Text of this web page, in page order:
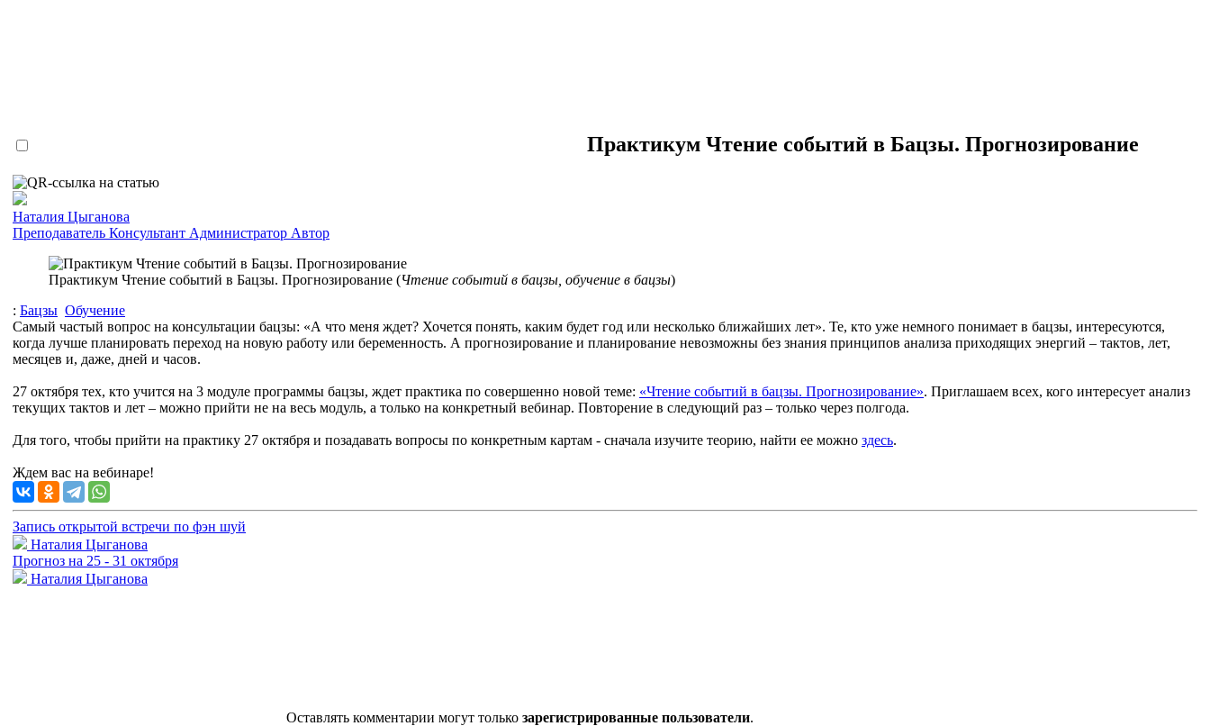
Практикум Чтение событий в Бацзы. Прогнозирование
Наталия Цыганова
Преподаватель Консультант Администратор Автор
Практикум Чтение событий в Бацзы. Прогнозирование (Чтение событий в бацзы, обучение в бацзы)
: Бацзы Обучение
Самый частый вопрос на консультации бацзы: «А что меня ждет? Хочется понять, каким будет год или несколько ближайших лет». Те, кто уже немного понимает в бацзы, интересуются,
когда лучше планировать переход на новую работу или беременность. А прогнозирование и планирование невозможны без знания принципов анализа приходящих энергий – тактов, лет,
месяцев и, даже, дней и часов.
27 октября тех, кто учится на 3 модуле программы бацзы, ждет практика по совершенно новой теме: «Чтение событий в бацзы. Прогнозирование». Приглашаем всех, кого интересует анализ
текущих тактов и лет – можно прийти не на весь модуль, а только на конкретный вебинар. Повторение в следующий раз – только через полгода.
Для того, чтобы прийти на практику 27 октября и позадавать вопросы по конкретным картам - сначала изучите теорию, найти ее можно здесь.
Ждем вас на вебинаре!
Запись открытой встречи по фэн шуй
Наталия Цыганова
Прогноз на 25 - 31 октября
Наталия Цыганова
Оставлять комментарии могут только зарегистрированные пользователи.